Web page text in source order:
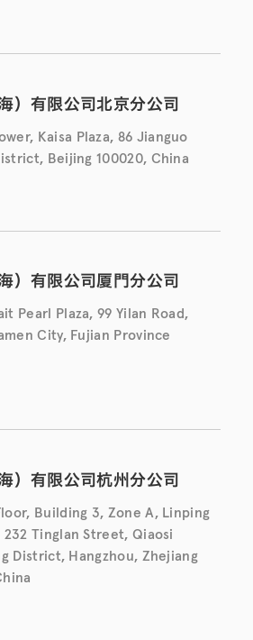
）有限公司北京分公司
Kaisa Plaza, 86 Jianguo
Beijing 100020, China
）有限公司厦門分公司
Pearl Plaza, 99 Yilan Road,
City, Fujian Province
）有限公司杭州分公司
Building 3, Zone A, Linping
232 Tinglan Street, Qiaosi
District, Hangzhou, Zhejiang